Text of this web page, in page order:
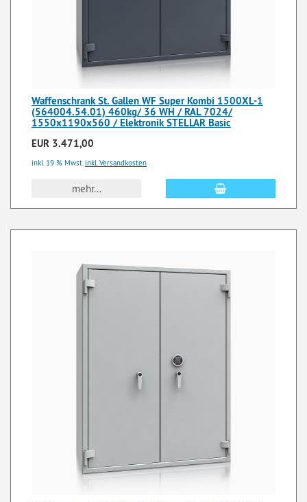
Waffenschrank St. Gallen WF Super Kombi 1500XL-1
(564004.54.01) 460kg/ 36 WH / RAL 7024/
1550x1190x560 / Elektronik STELLAR Basic
EUR 3.471,00
inkl. 19 % Mwst. inkl. Versandkosten
mehr...